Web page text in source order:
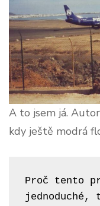
A to jsem já.
kdy ještě modrá
Proč tento